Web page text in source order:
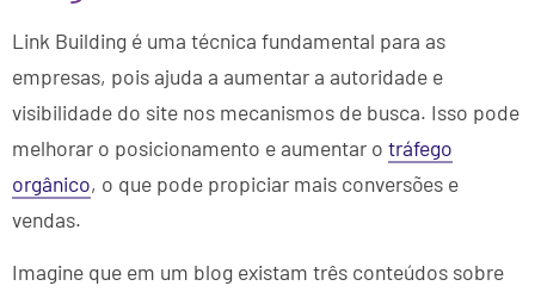
Link Building é uma técnica fundamental para as
empresas, pois ajuda a aumentar a autoridade e
visibilidade do site nos mecanismos de busca. Isso pode
melhorar o posicionamento e aumentar o tráfego
orgânico, o que pode propiciar mais conversões e
vendas.
Imagine que em um blog existam três conteúdos sobre